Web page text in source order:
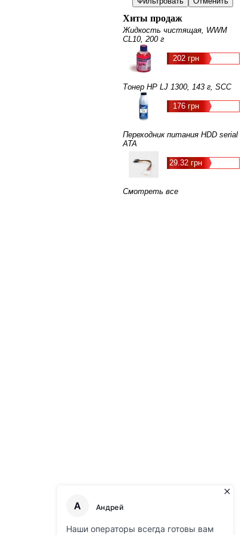
Хиты продаж
Жидкость чистящая, WWM
CL10, 200 г
202 грн
Тонер HP LJ 1300, 143 г, SCC
176 грн
Переходник питания HDD serial
ATA
29.32 грн
Смотреть все